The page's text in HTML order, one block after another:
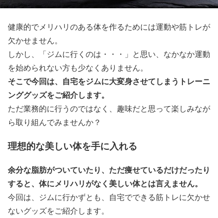
健康的でメリハリのある体を作るためには運動や筋トレが
欠かせません。
しかし、「ジムに行くのは・・・」と思い、なかなか運動
を始められない方も少なくありません。
そこで今回は、自宅をジムに大変身させてしまうトレーニ
ンググッズをご紹介します。
ただ業務的に行うのではなく、趣味だと思って楽しみなが
ら取り組んでみませんか？
理想的な美しい体を手に入れる
余分な脂肪がついていたり、ただ痩せているだけだったり
すると、体にメリハリがなく美しい体とは言えません。
今回は、ジムに行かずとも、自宅でできる筋トレに欠かせ
ないグッズをご紹介します。